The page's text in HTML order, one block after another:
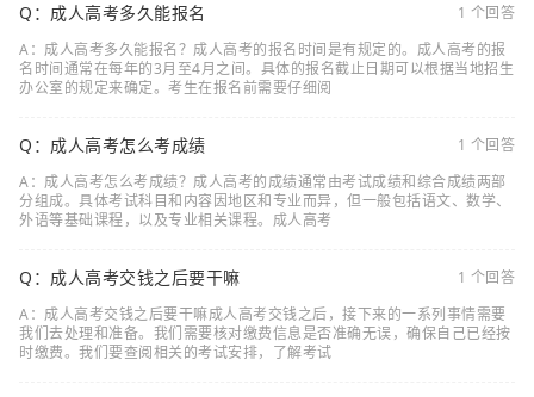
Q：成人高考多久能报名
1 个回答
A：成人高考多久能报名？成人高考的报名时间是有规定的。成人高考的报
名时间通常在每年的3月至4月之间。具体的报名截止日期可以根据当地招生
办公室的规定来确定。考生在报名前需要仔细阅
Q：成人高考怎么考成绩
1 个回答
A：成人高考怎么考成绩？成人高考的成绩通常由考试成绩和综合成绩两部
分组成。具体考试科目和内容因地区和专业而异，但一般包括语文、数学、
外语等基础课程，以及专业相关课程。成人高考
Q：成人高考交钱之后要干嘛
1 个回答
A：成人高考交钱之后要干嘛成人高考交钱之后，接下来的一系列事情需要
我们去处理和准备。我们需要核对缴费信息是否准确无误，确保自己已经按
时缴费。我们要查阅相关的考试安排，了解考试